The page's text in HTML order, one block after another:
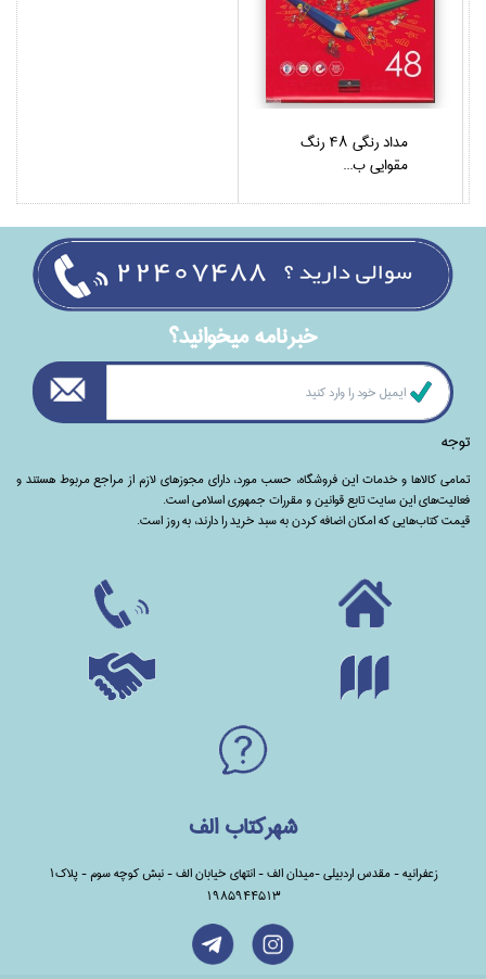
مداد رنگي 48 رنگ
مقوايي ب...
خبرنامه ميخوانيد؟
توجه
تمامی‌ کالاها و خدمات این فروشگاه، حسب مورد،‌ دارای مجوزهای لازم از مراجع مربوط هستند ‌و‌‌
فعالیت‌های این سایت تابع قوانین و مقررات جمهوری اسلامی است.
قیمت کتاب‌هایی که امکان اضافه کردن به سبد خرید را دارند،‌ به روز است.
شهرکتاب الف
زعفرانیه - مقدس اردبیلی -میدان الف - انتهای خیابان الف - نبش کوچه سوم - پلاک1
1985944513